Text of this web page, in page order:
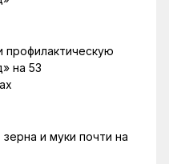
на 53
и муки почти на